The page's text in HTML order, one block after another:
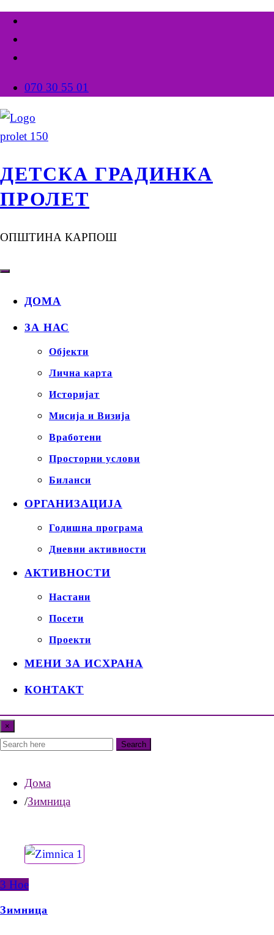
070 30 55 01
ДЕТСКА ГРАДИНКА
ПРОЛЕТ
ОПШТИНА КАРПОШ
ДОМА
ЗА НАС
Објекти
Лична карта
Историјат
Мисија и Визија
Вработени
Просторни услови
Биланси
ОРГАНИЗАЦИЈА
Годишна програма
Дневни активности
АКТИВНОСТИ
Настани
Посети
Проекти
МЕНИ ЗА ИСХРАНА
КОНТАКТ
×
Search
Дома
Зимница
3 Ное
Зимница